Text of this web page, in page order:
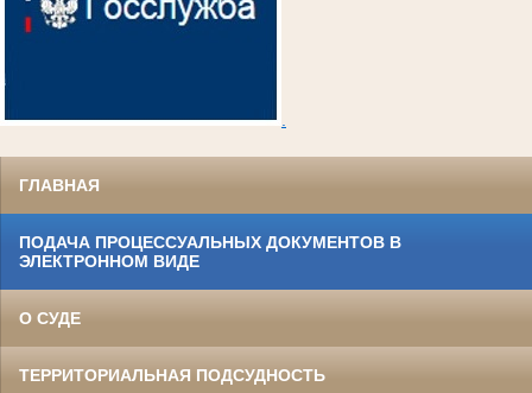
ГЛАВНАЯ
ПОДАЧА ПРОЦЕССУАЛЬНЫХ ДОКУМЕНТОВ В
ЭЛЕКТРОННОМ ВИДЕ
О СУДЕ
ТЕРРИТОРИАЛЬНАЯ ПОДСУДНОСТЬ